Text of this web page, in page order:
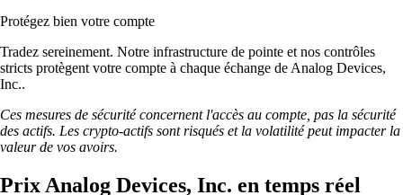
Protégez bien votre compte
Tradez sereinement. Notre infrastructure de pointe et nos contrôles
stricts protègent votre compte à chaque échange de Analog Devices,
Inc..
Ces mesures de sécurité concernent l'accès au compte, pas la sécurité
des actifs. Les crypto-actifs sont risqués et la volatilité peut impacter la
valeur de vos avoirs.
Prix Analog Devices, Inc. en temps réel